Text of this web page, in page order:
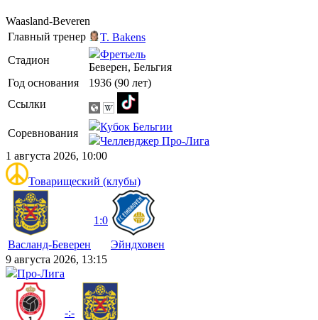
Waasland-Beveren
Главный тренер
T. Bakens
Стадион
Фретьель
Беверен, Бельгия
Год основания
1936 (90 лет)
Ссылки
Соревнования
Кубок Бельгии
Челленджер Про-Лига
1 августа 2026, 10:00
Товарищеский (клубы)
Васланд-Беверен
1:0
Эйндховен
9 августа 2026, 13:15
Про-Лига
-:-